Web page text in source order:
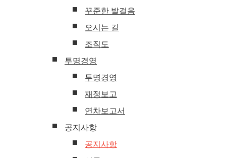
꾸준한 발걸음
오시는 길
조직도
투명경영
투명경영
재정보고
연차보고서
공지사항
공지사항